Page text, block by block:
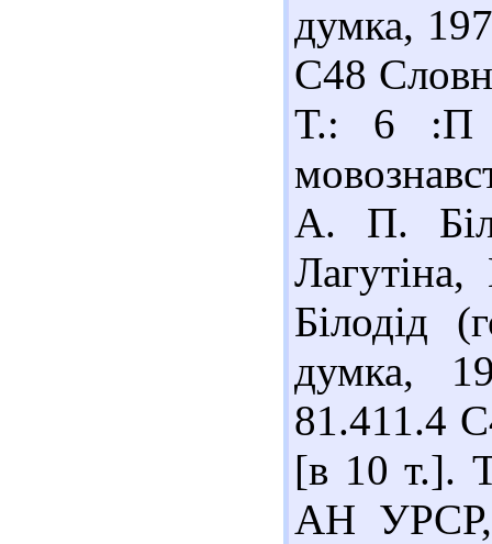
думка,
С48
Т.: 6 :П
А. П.
Білодід
думка,
81.411.4
[в 10 т.].
АН УРСР,